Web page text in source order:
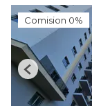
Comision 0%
Previous